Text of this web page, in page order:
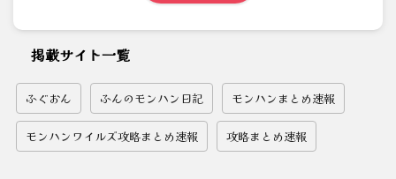
掲載サイト一覧
ふぐおん ふんのモンハン日記 モンハンまとめ速報
モンハンワイルズ攻略まとめ速報 攻略まとめ速報